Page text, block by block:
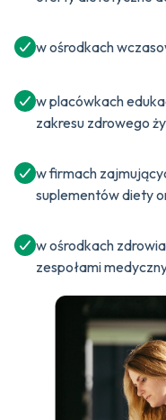
w ośrodkach
w placówkach
zakresu zdrowego
w firmach
suplementów diety
w ośrodkach
zespołami